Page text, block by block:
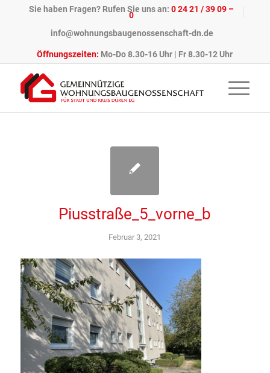
Sie haben Fragen? Rufen Sie uns an:0 24 21 / 39 09 –
0
info@wohnungsbaugenossenschaft-dn.de
Öffnungszeiten: Mo-Do 8.30-16 Uhr | Fr 8.30-12 Uhr
Piusstraße_5_vorne_b
Februar 3, 2021